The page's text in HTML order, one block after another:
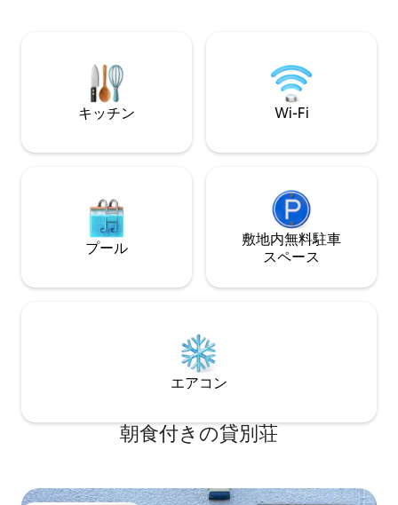
Clenaghan's Restaurantも敷地内にあ
り、水曜日から日曜日まで営業していま
す。 車でわずか5分のところにある趣のあ
るモイラ村には、バー、レストラン、カ
フェがたくさんあります。 モイラは、ラ
のそばにあります。 ベルファストは車で
25分、モイラ駅から車で5分です。
は追加料金がかか
ください。 キャンプベッド／ベビーベッ
ドをご用意してお
てご用意いたしま
スペースです。
キッチン Wi-Fi
プール
敷地内無料駐⁠車
ス⁠ペ⁠ー⁠ス
エアコン
朝食付きの貸別荘